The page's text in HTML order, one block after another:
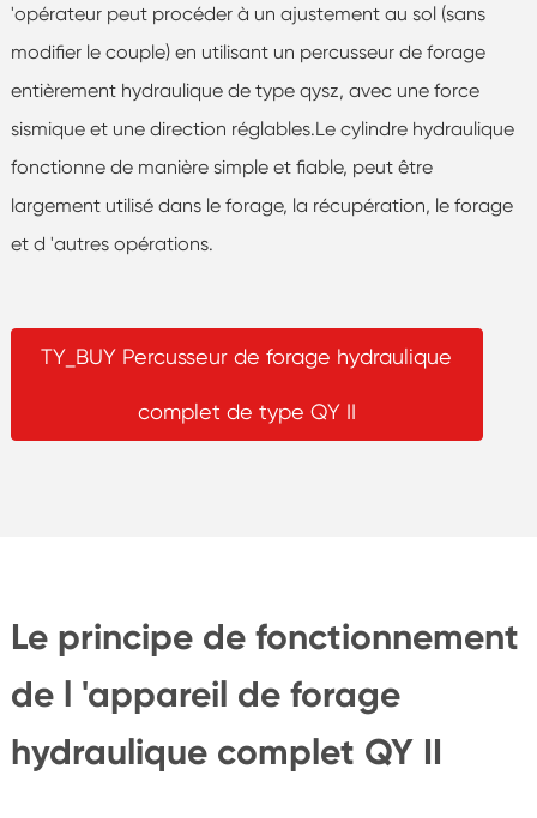
'opérateur peut procéder à un ajustement au sol (sans
modifier le couple) en utilisant un percusseur de forage
entièrement hydraulique de type qysz, avec une force
sismique et une direction réglables.Le cylindre hydraulique
fonctionne de manière simple et fiable, peut être
largement utilisé dans le forage, la récupération, le forage
et d 'autres opérations.
TY_BUY Percusseur de forage hydraulique
complet de type QY II
Le principe de fonctionnement
de l 'appareil de forage
hydraulique complet QY II